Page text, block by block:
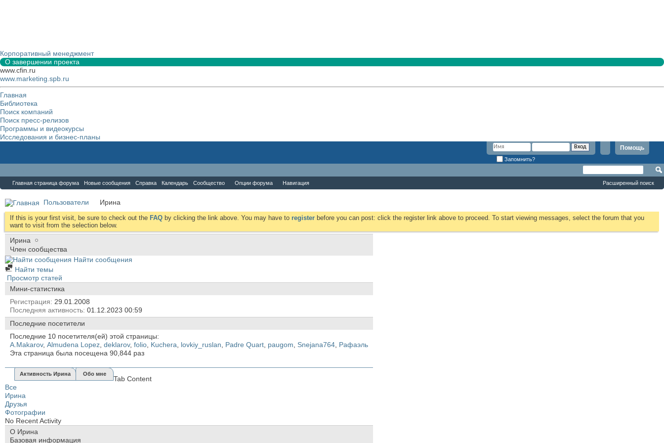
Корпоративный менеджмент
О завершении проекта
www.cfin.ru
www.marketing.spb.ru
Главная
Библиотека
Поиск компаний
Поиск пресс-релизов
Программы и видеокурсы
Исследования и бизнес-планы
Помощь
Запомнить?
Главная страница форума Новые сообщения Справка Календарь Сообщество Опции форума Навигация Расширенный поиск
Пользователи Иринa
If this is your first visit, be sure to check out the FAQ by clicking the link above. You may have to register before you can post: click the register link above to proceed. To start viewing messages, select the forum that you
want to visit from the selection below.
Иринa
Член сообщества
Найти сообщения
Найти темы
Просмотр статей
Мини-статистика
Регистрация 29.01.2008
Последняя активность 01.12.2023 00:59
Последние посетители
Последние 10 посетителя(ей) этой страницы:
A.Makarov, Almudena Lopez, deklarov, folio, Kuchera, lovkiy_ruslan, Padre Quart, paugom, Snejana764, Рафаэль
Эта страница была посещена 90,844 раз
Активность Иринa Обо мне
Tab Content
Все
Иринa
Друзья
Фотографии
No Recent Activity
О Иринa
Базовая информация